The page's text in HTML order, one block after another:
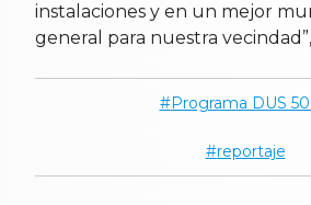
instalaciones y en un mejor
general para nuestra
Programa DUS
reportaje